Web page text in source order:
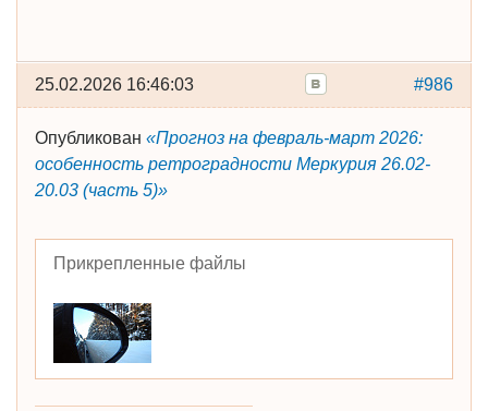
#986
25.02.2026 16:46:03
Опубликован «Прогноз на февраль-март 2026:
особенность ретроградности Меркурия 26.02-
20.03 (часть 5)»
Прикрепленные файлы